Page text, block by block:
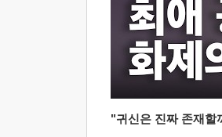
"귀신은 진짜 존재할